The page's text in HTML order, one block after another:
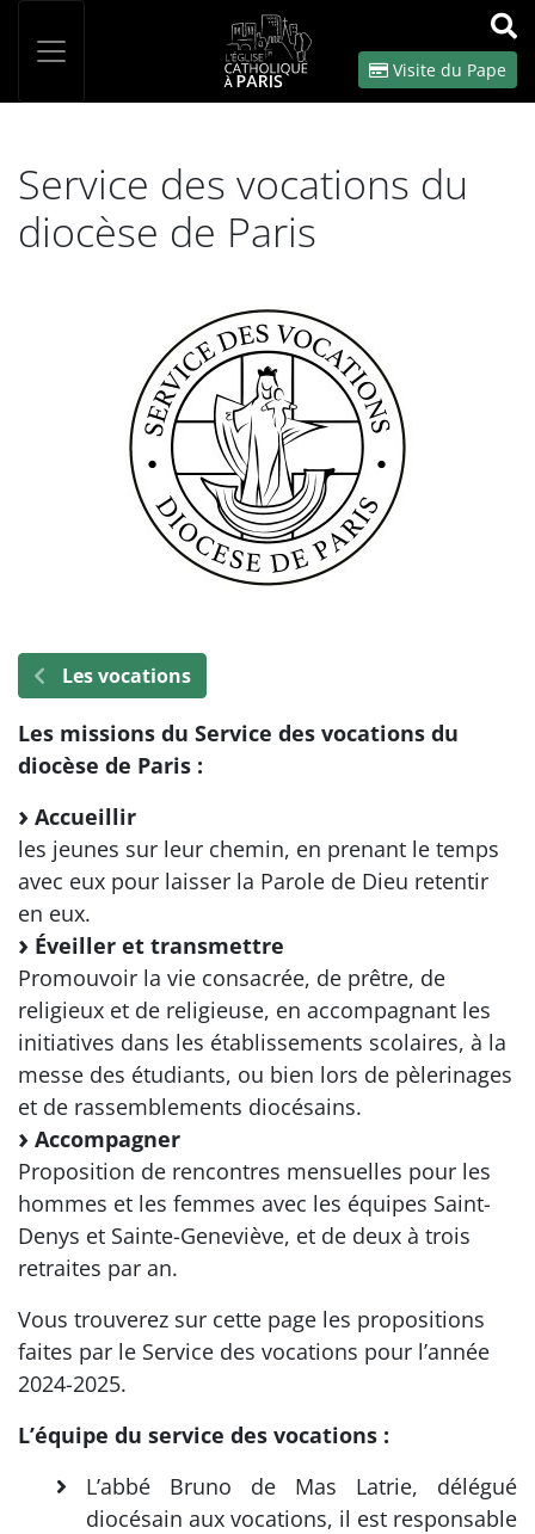
OK
Visite du Pape
Service des vocations du
diocèse de Paris
Les vocations
Les missions du Service des vocations du
diocèse de Paris :
Accueillir
les jeunes sur leur chemin, en prenant le temps
avec eux pour laisser la Parole de Dieu retentir
en eux.
Éveiller et transmettre
Promouvoir la vie consacrée, de prêtre, de
religieux et de religieuse, en accompagnant les
initiatives dans les établissements scolaires, à la
messe des étudiants, ou bien lors de pèlerinages
et de rassemblements diocésains.
Accompagner
Proposition de rencontres mensuelles pour les
hommes et les femmes avec les équipes Saint-
Denys et Sainte-Geneviève, et de deux à trois
retraites par an.
Vous trouverez sur cette page les propositions
faites par le Service des vocations pour l’année
2024-2025.
L’équipe du service des vocations :
L’abbé Bruno de Mas Latrie, délégué
diocésain aux vocations, il est responsable
Panneau de gestion des cookies